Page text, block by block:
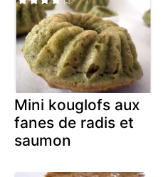
Mini kouglofs aux
fanes de radis et
saumon